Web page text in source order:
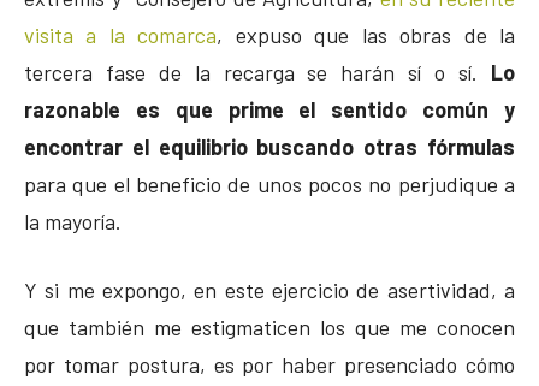
visita a la comarca, expuso que las obras de la
tercera fase de la recarga se harán sí o sí. Lo
razonable es que prime el sentido común y
encontrar el equilibrio buscando otras fórmulas
para que el beneficio de unos pocos no perjudique a
la mayoría.
Y si me expongo, en este ejercicio de asertividad, a
que también me estigmaticen los que me conocen
por tomar postura, es por haber presenciado cómo